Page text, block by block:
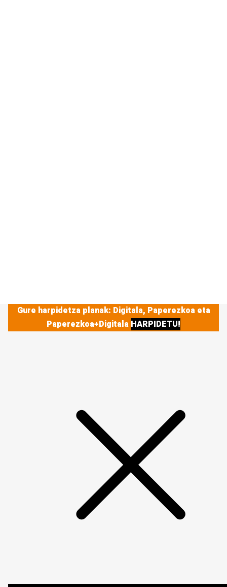
Gure harpidetza planak: Digitala, Paperezkoa eta
Paperezkoa+Digitala HARPIDETU!